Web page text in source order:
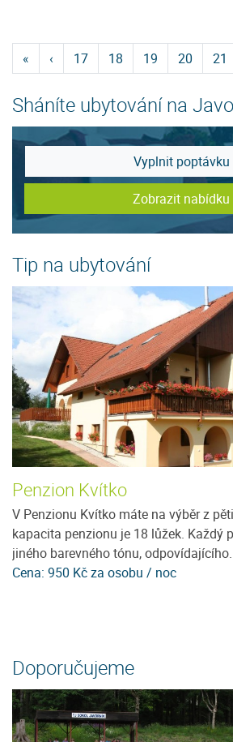
« ‹ 17 18 19 20 21
Sháníte ubytování na
Vyplnit poptávku
Zobrazit nabídku
Tip na ubytování
Penzion Kvítko
V Penzionu Kvítko máte na výběr z
kapacita penzionu je 18 lůžek. Každý
jiného barevného tónu,
Cena: 950 Kč za osobu / noc
Doporučujeme